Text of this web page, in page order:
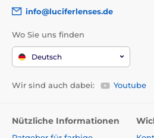
info@luciferlenses.de
Wo Sie uns finden
Deutsch
Wir sind auch dabei: Youtube
Nützliche Informationen